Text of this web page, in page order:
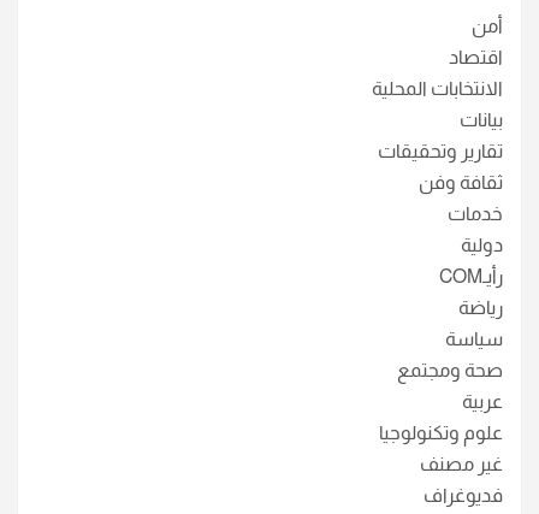
أمن
اقتصاد
الانتخابات المحلية
بيانات
تقارير وتحقيقات
ثقافة وفن
خدمات
دولية
رأيـCOM
رياضة
سياسة
صحة ومجتمع
عربية
علوم وتكنولوجيا
غير مصنف
فديوغراف